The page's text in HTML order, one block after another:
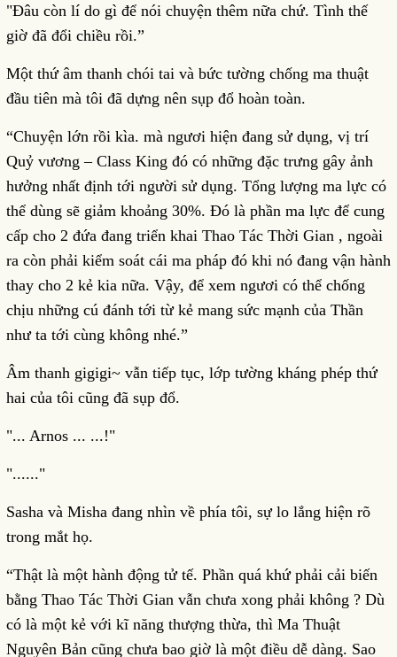
"Đâu còn lí do gì để nói chuyện thêm nữa chứ. Tình thế
giờ đã đổi chiều rồi.”
Một thứ âm thanh chói tai và bức tường chống ma thuật
đầu tiên mà tôi đã dựng nên sụp đổ hoàn toàn.
“Chuyện lớn rồi kìa. mà ngươi hiện đang sử dụng, vị trí
Quỷ vương – Class King đó có những đặc trưng gây ảnh
hưởng nhất định tới người sử dụng. Tổng lượng ma lực có
thể dùng sẽ giảm khoảng 30%. Đó là phần ma lực để cung
cấp cho 2 đứa đang triển khai Thao Tác Thời Gian , ngoài
ra còn phải kiểm soát cái ma pháp đó khi nó đang vận hành
thay cho 2 kẻ kia nữa. Vậy, để xem ngươi có thể chống
chịu những cú đánh tới từ kẻ mang sức mạnh của Thần
như ta tới cùng không nhé.”
Âm thanh gigigi~ vẫn tiếp tục, lớp tường kháng phép thứ
hai của tôi cũng đã sụp đổ.
"... Arnos ... ...!"
"......"
Sasha và Misha đang nhìn về phía tôi, sự lo lắng hiện rõ
trong mắt họ.
“Thật là một hành động tử tế. Phần quá khứ phải cải biến
bằng Thao Tác Thời Gian vẫn chưa xong phải không ? Dù
có là một kẻ với kĩ năng thượng thừa, thì Ma Thuật
Nguyên Bản cũng chưa bao giờ là một điều dễ dàng. Sao